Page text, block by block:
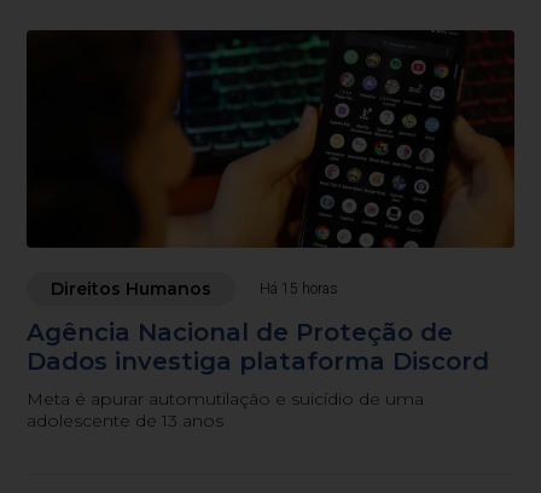
Direitos Humanos Há 15 horas
Agência Nacional de Proteção de
Dados investiga plataforma Discord
Meta é apurar automutilação e suicídio de uma
adolescente de 13 anos